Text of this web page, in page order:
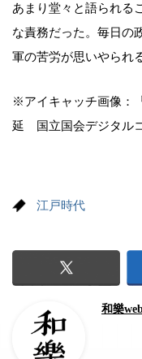
あまり堂々と語られる
な責務だった。毎日の
軍の苦労が思いやられ
※アイキャッチ画像：
延 国立国会デジタル
江戸時代
和樂